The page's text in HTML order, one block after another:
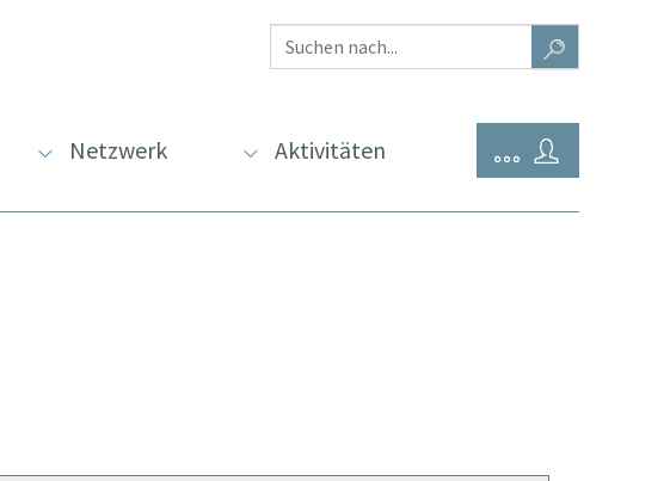
Netzwerk Aktivitäten